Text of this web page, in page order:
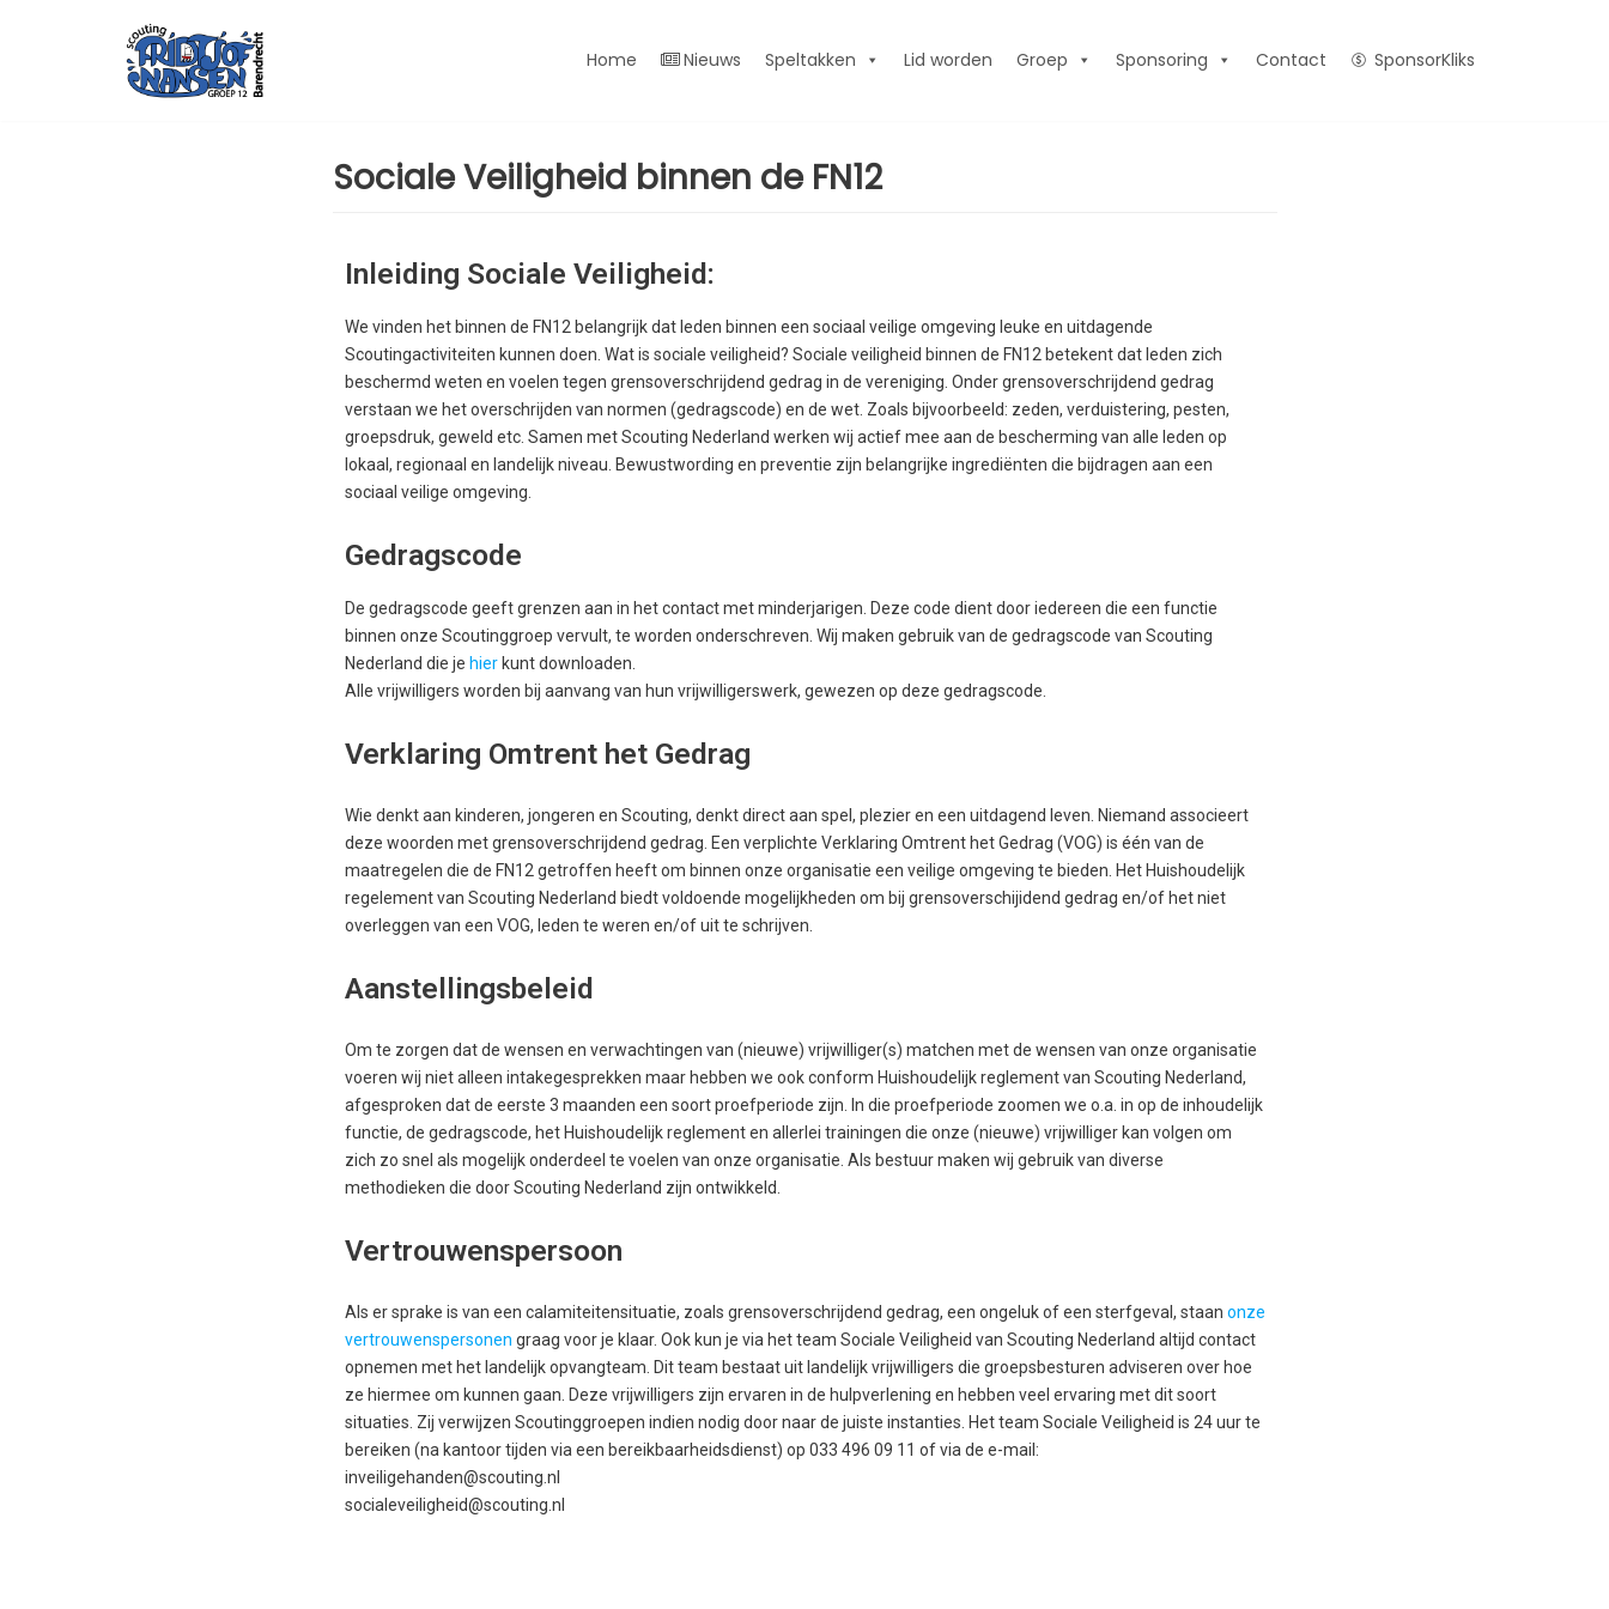
Home Nieuws Speltakken Lid worden Groep Sponsoring Contact SponsorKliks
Sociale Veiligheid binnen de FN12
Inleiding Sociale Veiligheid:
We vinden het binnen de FN12 belangrijk dat leden binnen een sociaal veilige omgeving leuke en uitdagende
Scoutingactiviteiten kunnen doen. Wat is sociale veiligheid? Sociale veiligheid binnen de FN12 betekent dat leden zich
beschermd weten en voelen tegen grensoverschrijdend gedrag in de vereniging. Onder grensoverschrijdend gedrag
verstaan we het overschrijden van normen (gedragscode) en de wet. Zoals bijvoorbeeld: zeden, verduistering, pesten,
groepsdruk, geweld etc. Samen met Scouting Nederland werken wij actief mee aan de bescherming van alle leden op
lokaal, regionaal en landelijk niveau. Bewustwording en preventie zijn belangrijke ingrediënten die bijdragen aan een
sociaal veilige omgeving.
Gedragscode
De gedragscode geeft grenzen aan in het contact met minderjarigen. Deze code dient door iedereen die een functie
binnen onze Scoutinggroep vervult, te worden onderschreven. Wij maken gebruik van de gedragscode van Scouting
Nederland die je hierkunt downloaden.
Alle vrijwilligers worden bij aanvang van hun vrijwilligerswerk, gewezen op deze gedragscode.
Verklaring Omtrent het Gedrag
Wie denkt aan kinderen, jongeren en Scouting, denkt direct aan spel, plezier en een uitdagend leven. Niemand associeert
deze woorden met grensoverschrijdend gedrag. Een verplichte Verklaring Omtrent het Gedrag (VOG) is één van de
maatregelen die de FN12 getroffen heeft om binnen onze organisatie een veilige omgeving te bieden. Het Huishoudelijk
regelement van Scouting Nederland biedt voldoende mogelijkheden om bij grensoverschijidend gedrag en/of het niet
overleggen van een VOG, leden te weren en/of uit te schrijven.
Aanstellingsbeleid
Om te zorgen dat de wensen en verwachtingen van (nieuwe) vrijwilliger(s) matchen met de wensen van onze organisatie
voeren wij niet alleen intakegesprekken maar hebben we ook conform Huishoudelijk reglement van Scouting Nederland,
afgesproken dat de eerste 3 maanden een soort proefperiode zijn. In die proefperiode zoomen we o.a. in op de inhoudelijk
functie, de gedragscode, het Huishoudelijk reglement en allerlei trainingen die onze (nieuwe) vrijwilliger kan volgen om
zich zo snel als mogelijk onderdeel te voelen van onze organisatie. Als bestuur maken wij gebruik van diverse
methodieken die door Scouting Nederland zijn ontwikkeld.
Vertrouwenspersoon
Als er sprake is van een calamiteitensituatie, zoals grensoverschrijdend gedrag, een ongeluk of een sterfgeval, staan onze
vertrouwenspersonen graag voor je klaar. Ook kun je via het team Sociale Veiligheid van Scouting Nederland altijd contact
opnemen met het landelijk opvangteam. Dit team bestaat uit landelijk vrijwilligers die groepsbesturen adviseren over hoe
ze hiermee om kunnen gaan. Deze vrijwilligers zijn ervaren in de hulpverlening en hebben veel ervaring met dit soort
situaties. Zij verwijzen Scoutinggroepen indien nodig door naar de juiste instanties. Het team Sociale Veiligheid is 24 uur te
bereiken (na kantoor tijden via een bereikbaarheidsdienst) op 033 496 09 11 of via de e-mail:
inveiligehanden@scouting.nl
socialeveiligheid@scouting.nl